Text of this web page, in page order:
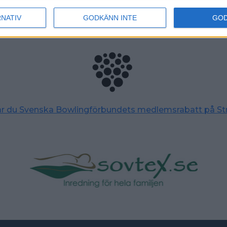
GODKÄNN INTE
du Svenska Bowlingförbundets medlemsrabatt på